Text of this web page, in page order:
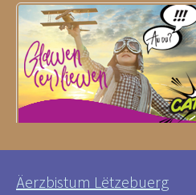
Äerzbistum Lëtzebuerg